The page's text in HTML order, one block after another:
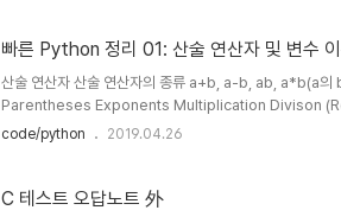
빠른 Python 정리 01: 산술 연산자 및 변수
산술 연산자 산술 연산자의 종류 a+b, a-b, ab, a*b(a의
Parentheses Exponents Multiplication Divison
2^ 2^3 = 2^8 = 256 (2**2)**3 = (2^2)^3 = 64 15/
code/python 2019.04.26
C 테스트 오답노트 外